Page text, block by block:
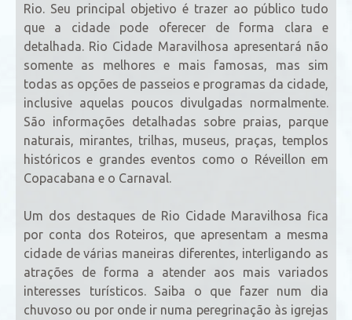
Rio. Seu principal objetivo é trazer ao público tudo
que a cidade pode oferecer de forma clara e
detalhada. Rio Cidade Maravilhosa apresentará não
somente as melhores e mais famosas, mas sim
todas as opções de passeios e programas da cidade,
inclusive aquelas poucos divulgadas normalmente.
São informações detalhadas sobre praias, parque
naturais, mirantes, trilhas, museus, praças, templos
históricos e grandes eventos como o Réveillon em
Copacabana e o Carnaval.
Um dos destaques de Rio Cidade Maravilhosa fica
por conta dos Roteiros, que apresentam a mesma
cidade de várias maneiras diferentes, interligando as
atrações de forma a atender aos mais variados
interesses turísticos. Saiba o que fazer num dia
chuvoso ou por onde ir numa peregrinação às igrejas